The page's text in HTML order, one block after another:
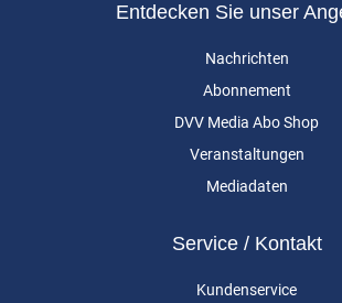
Entdecken Sie unser
Nachrichten
Abonnement
DVV Media Abo Shop
Veranstaltungen
Mediadaten
Service / Kontakt
Kundenservice